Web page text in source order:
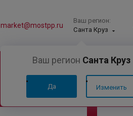
Ваш регион:
Санта Круз
Ваш регион Санта Круз
Да Изменить
market@mostpp.ru